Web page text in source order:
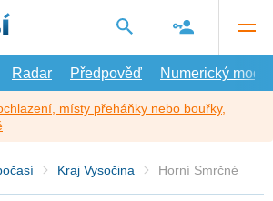
Radar Předpověď Numerický model
místy přeháňky nebo bouřky,
Kraj Vysočina Horní Smrčné